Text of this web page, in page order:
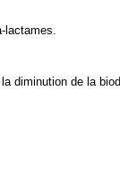
lactames.
diminution de la